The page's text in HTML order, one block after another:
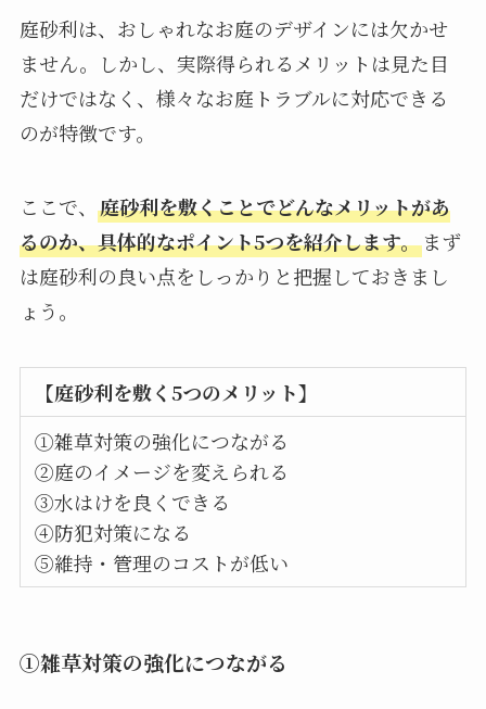
庭砂利は、おしゃれなお庭のデザインには欠かせ
ません。しかし、実際得られるメリットは見た目
だけではなく、様々なお庭トラブルに対応できる
のが特徴です。
ここで、 庭砂利を敷くことでどんなメリットがあ
るのか、具体的なポイント5つを紹介します。まず
は庭砂利の良い点をしっかりと把握しておきまし
ょう。
【庭砂利を敷く5つのメリット】
①雑草対策の強化につながる
②庭のイメージを変えられる
③水はけを良くできる
④防犯対策になる
⑤維持・管理のコストが低い
①雑草対策の強化につながる